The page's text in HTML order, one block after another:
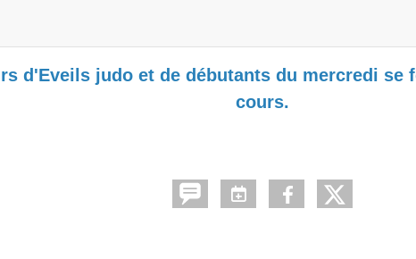
d'Eveils judo et de débutants du mercredi se
cours.